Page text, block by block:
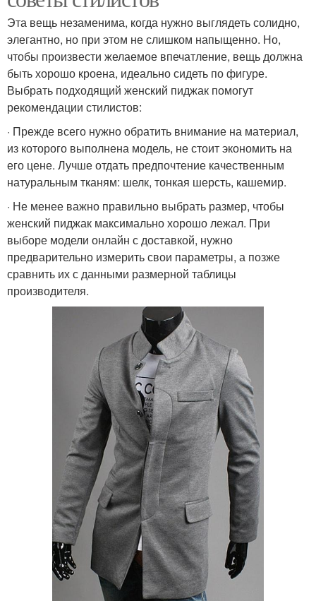
Эта вещь незаменима, когда нужно выглядеть солидно,
элегантно, но при этом не слишком напыщенно. Но,
чтобы произвести желаемое впечатление, вещь должна
быть хорошо кроена, идеально сидеть по фигуре.
Выбрать подходящий женский пиджак помогут
рекомендации стилистов:
· Прежде всего нужно обратить внимание на материал,
из которого выполнена модель, не стоит экономить на
его цене. Лучше отдать предпочтение качественным
натуральным тканям: шелк, тонкая шерсть, кашемир.
· Не менее важно правильно выбрать размер, чтобы
женский пиджак максимально хорошо лежал. При
выборе модели онлайн с доставкой, нужно
предварительно измерить свои параметры, а позже
сравнить их с данными размерной таблицы
производителя.